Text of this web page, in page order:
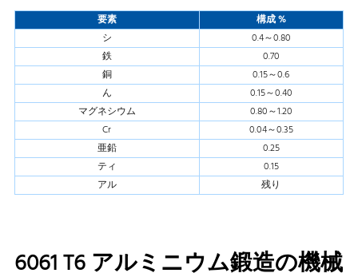
要素
構成 %
シ
0.4～0.80
鉄
0.70
銅
0.15～0.6
ん
0.15～0.40
マグネシウム
0.80～1.20
Cr
0.04～0.35
亜鉛
0.25
ティ
0.15
アル
残り
6061 T6 アルミニウム鍛造の機械